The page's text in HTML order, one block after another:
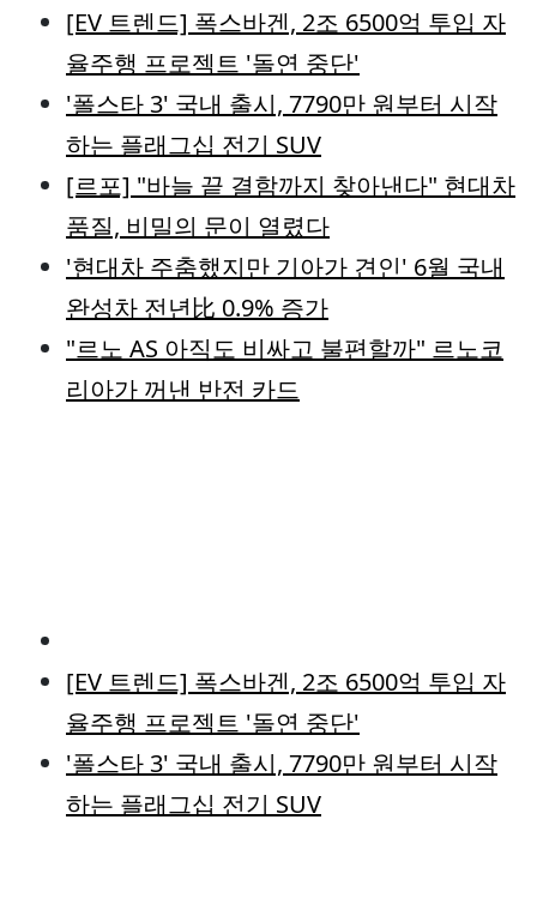
[EV 트렌드] 폭스바겐, 2조 6500억 투입 자
율주행 프로젝트 '돌연 중단'
'폴스타 3' 국내 출시, 7790만 원부터 시작
하는 플래그십 전기 SUV
[르포] "바늘 끝 결함까지 찾아낸다" 현대차
품질, 비밀의 문이 열렸다
'현대차 주춤했지만 기아가 견인' 6월 국내
완성차 전년比 0.9% 증가
"르노 AS 아직도 비싸고 불편할까" 르노코
리아가 꺼낸 반전 카드
[EV 트렌드] 폭스바겐, 2조 6500억 투입 자
율주행 프로젝트 '돌연 중단'
'폴스타 3' 국내 출시, 7790만 원부터 시작
하는 플래그십 전기 SUV